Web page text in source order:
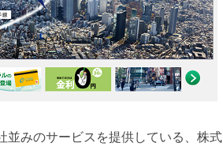
並みのサービスを提供している、株式